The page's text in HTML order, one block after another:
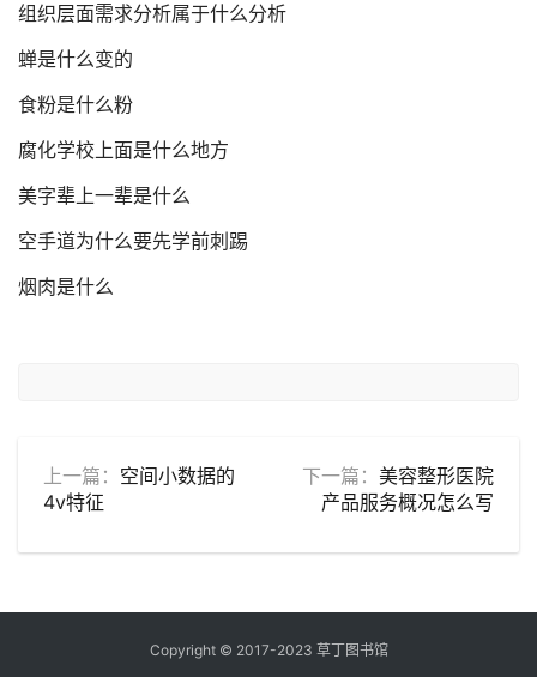
组织层面需求分析属于什么分析
蝉是什么变的
食粉是什么粉
腐化学校上面是什么地方
美字辈上一辈是什么
空手道为什么要先学前刺踢
烟肉是什么
上一篇： 空间小数据的
4v特征
下一篇： 美容整形医院
产品服务概况怎么写
Copyright © 2017-2023 草丁图书馆